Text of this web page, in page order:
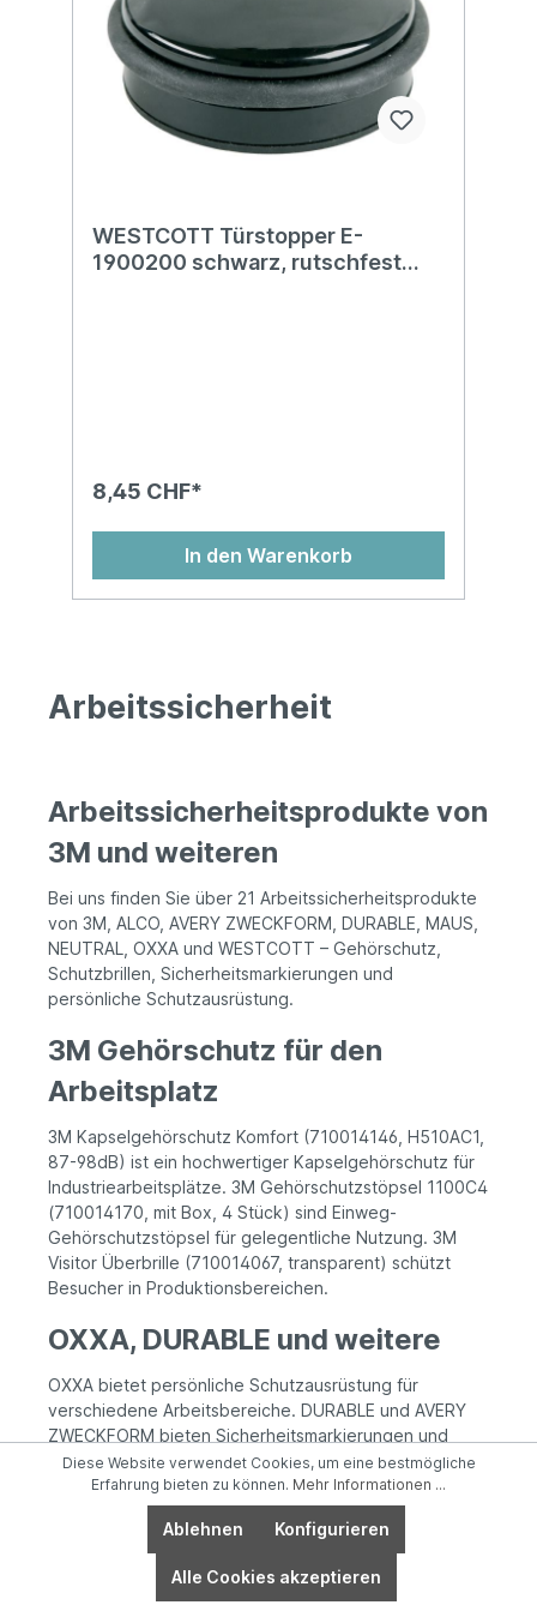
WESTCOTT Türstopper E-
1900200 schwarz, rutschfest
8,45 CHF*
In den Warenkorb
Arbeitssicherheit
Arbeitssicherheitsprodukte von
3M und weiteren
Bei uns finden Sie über 21 Arbeitssicherheitsprodukte
von 3M, ALCO, AVERY ZWECKFORM, DURABLE, MAUS,
NEUTRAL, OXXA und WESTCOTT – Gehörschutz,
Schutzbrillen, Sicherheitsmarkierungen und
persönliche Schutzausrüstung.
3M Gehörschutz für den
Arbeitsplatz
3M Kapselgehörschutz Komfort (710014146, H510AC1,
87-98dB) ist ein hochwertiger Kapselgehörschutz für
Industriearbeitsplätze. 3M Gehörschutzstöpsel 1100C4
(710014170, mit Box, 4 Stück) sind Einweg-
Gehörschutzstöpsel für gelegentliche Nutzung. 3M
Visitor Überbrille (710014067, transparent) schützt
Besucher in Produktionsbereichen.
OXXA, DURABLE und weitere
OXXA bietet persönliche Schutzausrüstung für
verschiedene Arbeitsbereiche. DURABLE und AVERY
ZWECKFORM bieten Sicherheitsmarkierungen und
Warnschilder für den Arbeitsplatz. NEUTRAL ergänzt
mit weiteren Schutzprodukten.
Häufige Fragen zu
Arbeitssicherheit
Diese Website verwendet Cookies, um eine bestmögliche
Erfahrung bieten zu können. Mehr Informationen ...
Ablehnen Konfigurieren
Alle Cookies akzeptieren